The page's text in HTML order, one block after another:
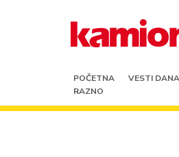
POČETNA VESTI DANA
RAZNO